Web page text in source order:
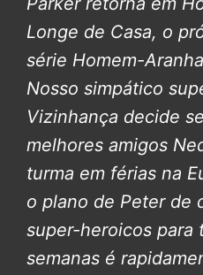
Longe de Casa, o
série Homem-
Nosso simpático
Vizinhança decide
melhores amigos
turma em férias na
o plano de Peter de
super-heroicos para
semanas é